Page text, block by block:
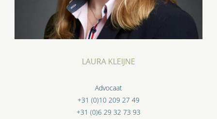
LAURA KLEIJNE
Advocaat
+31 (0)10 209 27 49
+31 (0)6 29 32 73 93